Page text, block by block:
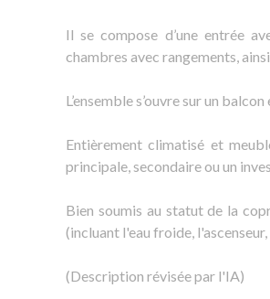
Il se compose d’une entrée
chambres avec rangements,
L’ensemble s’ouvre sur un
Entièrement climatisé et
principale, secondaire ou un
Bien soumis au statut de la
(incluant l'eau froide,
(Description révisée par l'IA)